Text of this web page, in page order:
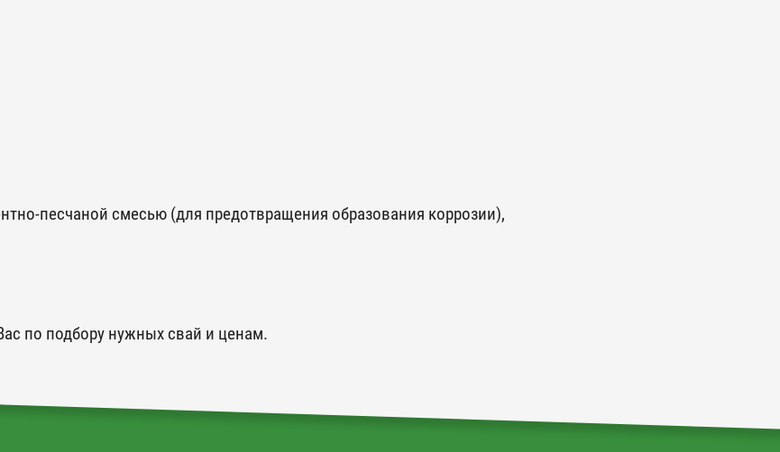
песчаной смесью (для предотвращения образования коррозии),
по подбору нужных свай и ценам.